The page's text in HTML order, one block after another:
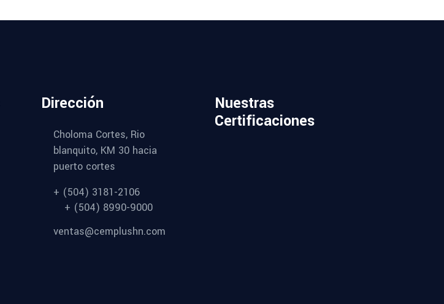
Dirección
Choloma Cortes, Rio
blanquito, KM 30 hacia
puerto cortes
+ (504) 3181-2106
+ (504) 8990-9000
ventas@cemplushn.com
Nuestras
Certificaciones